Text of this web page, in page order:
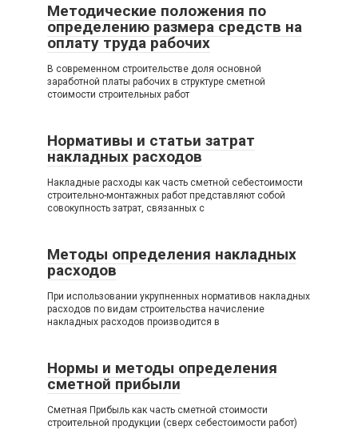
Методические положения по
определению размера средств на
оплату труда рабочих
В современном строительстве доля основной
заработной платы рабочих в структуре сметной
стоимости строительных работ
Нормативы и статьи затрат
накладных расходов
Накладные расходы как часть сметной себестоимости
строительно-монтажных работ представляют собой
совокупность затрат, связанных с
Методы определения накладных
расходов
При использовании укрупненных нормативов накладных
расходов по видам строительства начисление
накладных расходов производится в
Нормы и методы определения
сметной прибыли
Сметная Прибыль как часть сметной стоимости
строительной продукции (сверх себестоимости работ)